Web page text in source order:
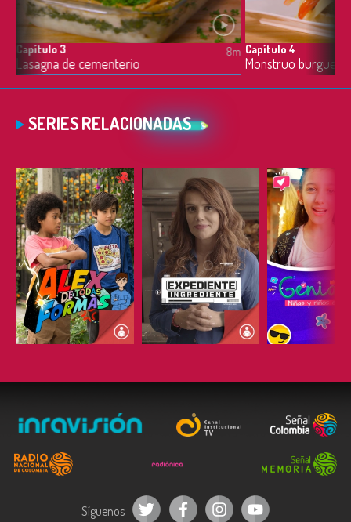
Capítulo 3
Lasagna de cementerio
8m Capítulo 4
Monstruo burguer
SERIES RELACIONADAS
ESCUCHAR ESCUCHAR
Síguenos